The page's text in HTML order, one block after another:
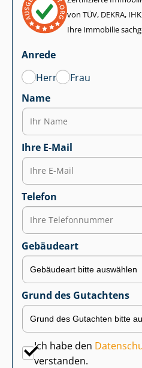
von TÜV, DEKRA,
Ihre Immobilie
Anrede
Herr
Frau
Name
Ihre E-Mail
Telefon
Gebäudeart
Grund des Gutachtens
Ich habe den
verstanden.